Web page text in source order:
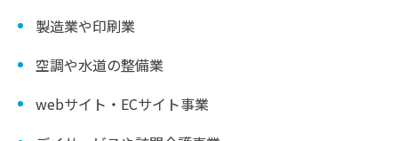
製造業や印刷業
空調や水道の整備業
webサイト・ECサイト事業